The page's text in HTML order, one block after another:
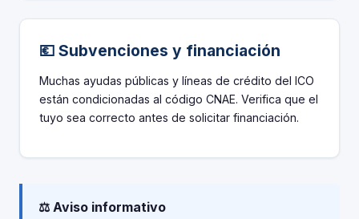
💶 Subvenciones y financiación
Muchas ayudas públicas y líneas de crédito del ICO
están condicionadas al código CNAE. Verifica que el
tuyo sea correcto antes de solicitar financiación.
⚖️ Aviso informativo